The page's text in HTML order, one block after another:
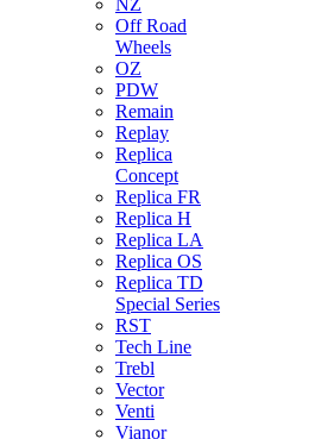
NZ
Off Road
Wheels
OZ
PDW
Remain
Replay
Replica
Concept
Replica FR
Replica H
Replica LA
Replica OS
Replica TD
Special Series
RST
Tech Line
Trebl
Vector
Venti
Vianor